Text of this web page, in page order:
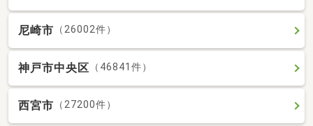
尼崎市 （26002件）
神戸市中央区 （46841件）
西宮市 （27200件）